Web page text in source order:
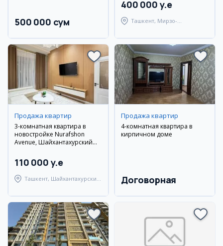
500 000 сум
400 000 y.e
Ташкент, Мирзо-
Продажа квартир
3-комнатная квартира в
новостройке Nurafshon
Avenue, Шайхантахурский
110 000 y.e
Ташкент, Шайхантахурский
Продажа квартир
4-комнатная квартира в
кирпичном доме
Договорная